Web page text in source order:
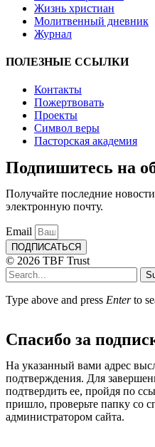
Жизнь христиан
Молитвенный дневник
Журнал
ПОЛЕЗНЫЕ ССЫЛКИ
Контакты
Пожертвовать
Проекты
Символ веры
Пасторская академия
Подпишитесь на
Получайте последние
электронную почту.
Email
ПОДПИСАТЬСЯ
© 2026 TBF Trust
Type above and press Enterto
Спасибо за
На указанный вами адрес
подтверждения. Для
подтвердить ее, пройдя по
пришло, проверьте папку со
администратором сайта.